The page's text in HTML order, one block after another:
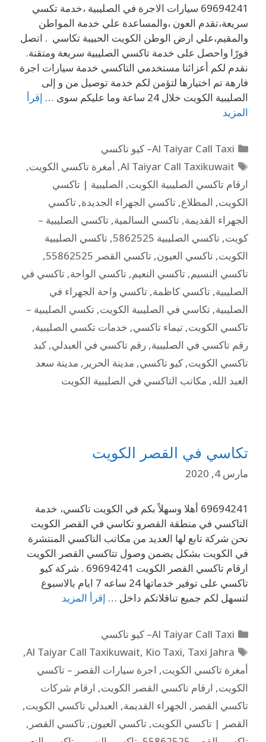
69694241 سيارات الاجرة في الصليبية ،خدمة تكسي
سريعة،تقدم العون ،والمساعدة علي خدمة المواطن
والمقيم،علي ارض الوطن الكويت الحبيبة تكاسي . اتصل
فورًا واحصل على خدمة تاكسي الصليبية سريعة ومتقنة.
نقدم لكم أعزائنا مستخدمي التاكسي خدمة سيارات اجرة
فارهة تم اختيارها لتؤمن لكم خدمة توصيل من و إلى
الصليبية الكويت خلال 24 ساعة وما عليكم سوى …
إقرأ
المزيد
Al Taiyar Call Taxi– كيو تاكسي
Al Taiyar Call Taxikuwait
, أمغرة تاكسي الكويت,
ارقام تاكسي الصليبية الكويت, الصليبية | تاكسي
الكويت, المطلاع, تاكسي الجهراء الجديدة, تاكسي
الجهراء القديمة, تاكسي السالمية, تاكسي الصليبية –
كويت, تاكسي الصليبية 5862525 , تاكسي الصليبية
الكويت, تاكسي العيون, تاكسي القصر 55862525
,
تاكسي النسيم, تاكسي النعيم, تاكسي الواحة, تاكسي في
الصليبية, تاكسي كاظمة, تاكسي واحة الجهراء في
الصليبية, تكاسي في الصليبية الكويت, تكسي الصليبية –
تاكسي الكويت, تيماء تاكسي, خدمات تكسي الصليبية,
رقم تاكسي في الصليبية, رقم تاكسي في العبدلي, كبد
تاكسي الكويت, كيو تاكسي, مدينة الحرير , مدينة سعد
العبد الله, مكاتب التاكسي في الصليبية الكويت
تكاسي في القصر الكويت
مارس 4, 2020
69694241 أهلا وسهلاً بكم في الكويت تاكسي، خدمة
التاكسي في منطقة القصرو تكاسي في القصر الكويت
نحن شركة تابع لها العديد من مكاتب التاكسي المنتشرة
في الكويت بشكل يضمن وصول تتاكسي القصر الكويت
ارقام تاكسي القصر الكويت 69694241 . شركة كيو
تاكسي على توفير خدماتها 24 ساعه 7 ايام بالاسبوع
لتسهل لكم جميع تناقلاتكم داخل … إقرأ المزيد
Al Taiyar Call Taxi– كيو تاكسي
Al Taiyar Call Taxikuwait, Kio Taxi, Taxi Jahra
,
أمغرة تاكسي الكويت, اجرة سيارات القصر – تاكسي
الكويت, ارقام تاكسي القصر الكويت, ارقام شركات
تاكسي القصر , الجهراء القديمة, العبدلي تاكسي الكويت,
القصر | تاكسي الكويت, تاكسي العيون, تاكسي القصر ,